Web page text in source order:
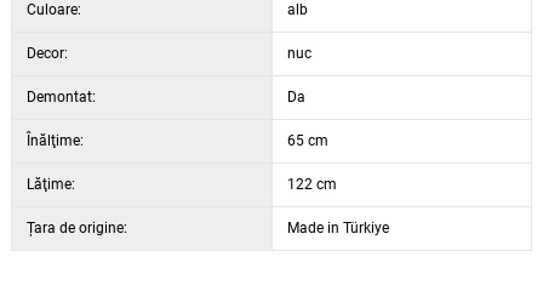
Culoare: alb
Decor: nuc
Demontat: Da
Înălţime: 65 cm
Lăţime: 122 cm
Țara de origine: Made in Türkiye